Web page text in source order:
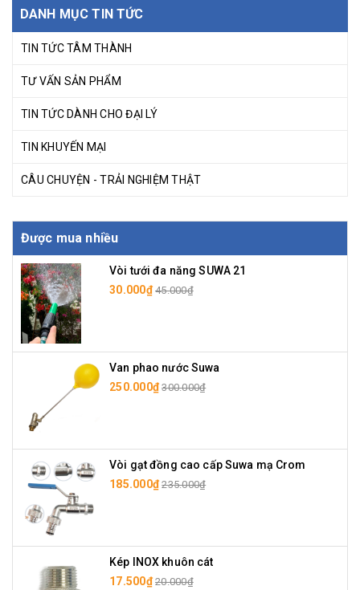
DANH MỤC TIN TỨC
TIN TỨC TÂM THÀNH
TƯ VẤN SẢN PHẨM
TIN TỨC DÀNH CHO ĐẠI LÝ
TIN KHUYẾN MẠI
CÂU CHUYỆN - TRẢI NGHIỆM THẬT
Được mua nhiều
Vòi tưới đa năng SUWA 21
30.000₫ 45.000₫
Van phao nước Suwa
250.000₫ 300.000₫
Vòi gạt đồng cao cấp Suwa mạ Crom
185.000₫ 235.000₫
Kép INOX khuôn cát
17.500₫ 20.000₫